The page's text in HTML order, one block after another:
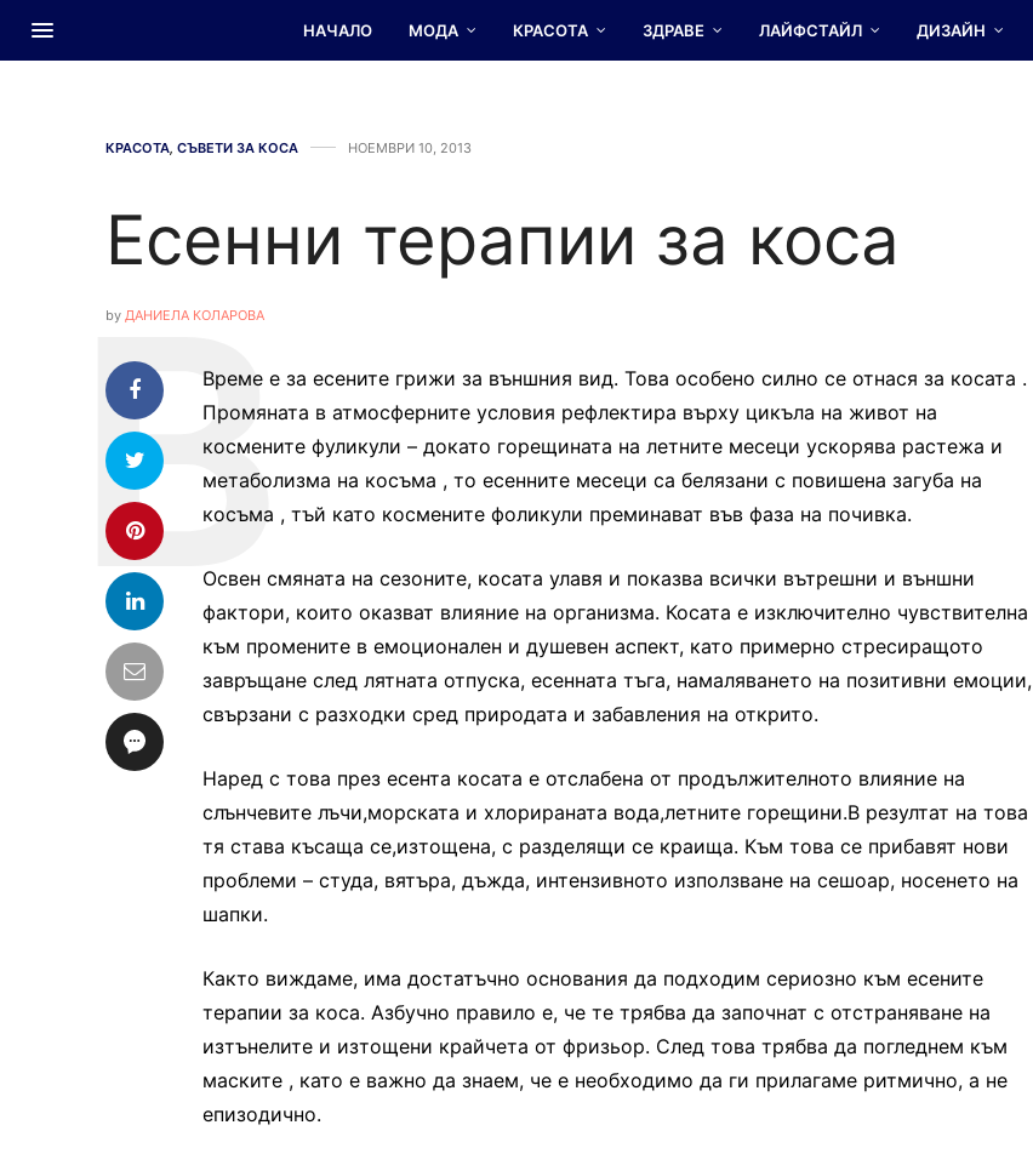
НАЧАЛО МОДА КРАСОТА ЗДРАВЕ ЛАЙФСТАЙЛ ДИЗАЙН
КРАСОТА, СЪВЕТИ ЗА КОСА НОЕМВРИ 10, 2013
Есенни терапии за коса
by ДАНИЕЛА КОЛАРОВА
Време е за есените грижи за външния вид. Това особено силно се отнася за косата .
Промяната в атмосферните условия рефлектира върху цикъла на живот на
космените фуликули – докато горещината на летните месеци ускорява растежа и
метаболизма на косъма , то есенните месеци са белязани с повишена загуба на
косъма , тъй като космените фоликули преминават във фаза на почивка.
Освен смяната на сезоните, косата улавя и показва всички вътрешни и външни
фактори, които оказват влияние на организма. Косата е изключително чувствителна
към промените в емоционален и душевен аспект, като примерно стресиращото
завръщане след лятната отпуска, есенната тъга, намаляването на позитивни емоции,
свързани с разходки сред природата и забавления на открито.
Наред с това през есента косата е отслабена от продължителното влияние на
слънчевите лъчи,морската и хлорираната вода,летните горещини.В резултат на това
тя става късаща се,изтощена, с разделящи се краища. Към това се прибавят нови
проблеми – студа, вятъра, дъжда, интензивното използване на сешоар, носенето на
шапки.
Както виждаме, има достатъчно основания да подходим сериозно към есените
терапии за коса. Азбучно правило е, че те трябва да започнат с отстраняване на
изтънелите и изтощени крайчета от фризьор. След това трябва да погледнем към
маските , като е важно да знаем, че е необходимо да ги прилагаме ритмично, а не
епизодично.